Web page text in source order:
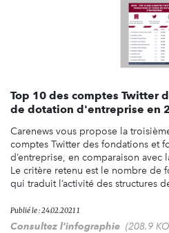
Top 10 des comptes Twitter
de dotation d'entreprise en
Carenews vous propose la
comptes Twitter des fondations et
d’entreprise, en comparaison
Le critère retenu est le nombre de
qui traduit l’activité des structures
Publié le : 24.02.2021 1
Consultez l'infographie (208.9